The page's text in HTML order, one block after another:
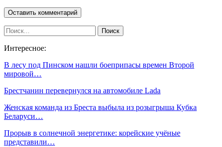
Интересное:
В лесу под Пинском нашли боеприпасы времен Второй
мировой…
Брестчанин перевернулся на автомобиле Lada
Женская команда из Бреста выбыла из розыгрыша Кубка
Беларуси…
Прорыв в солнечной энергетике: корейские учёные
представили…